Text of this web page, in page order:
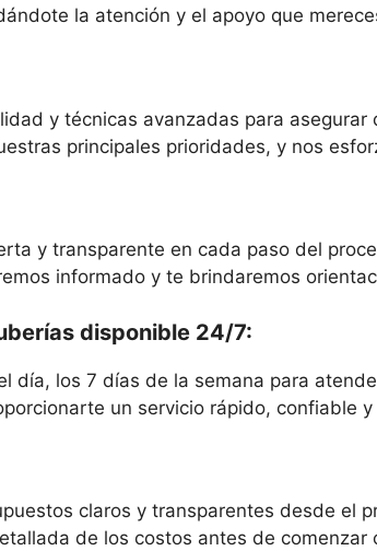
la atención y el apoyo que
y técnicas avanzadas para
principales prioridades, y nos
y transparente en cada paso del
informado y te brindaremos
disponible 24/7:
día, los 7 días de la semana para
un servicio rápido, confiable
claros y transparentes desde el
de los costos antes de